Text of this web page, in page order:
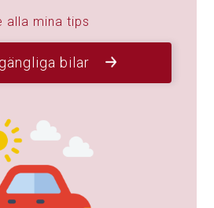
alla mina tips
bilar